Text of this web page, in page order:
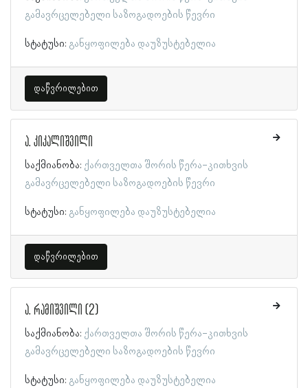
გამავრცელებელი საზოგადოების წევრი
სტატუსი: განყოფილება დაუზუსტებელია
დაწვრილებით
ა. კიკალიშვილი
საქმიანობა: ქართველთა შორის წერა-კითხვის
გამავრცელებელი საზოგადოების წევრი
სტატუსი: განყოფილება დაუზუსტებელია
დაწვრილებით
ა. რამიშვილი (2)
საქმიანობა: ქართველთა შორის წერა-კითხვის
გამავრცელებელი საზოგადოების წევრი
სტატუსი: განყოფილება დაუზუსტებელია